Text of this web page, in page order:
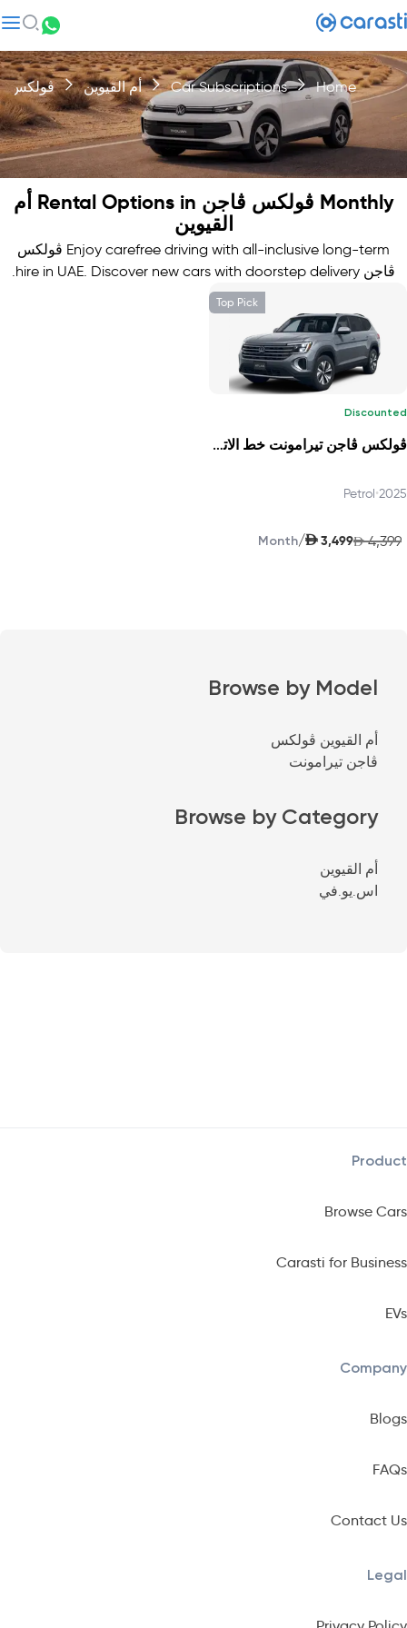
Home
Car Subscriptions أم القيوين ڤولكس
Monthly ڤولكس ڤاجن Rental Options in أم
القيوين
Enjoy carefree driving with all-inclusive long-term ڤولكس
ڤاجن hire in UAE. Discover new cars with doorstep delivery.
Top Pick
Discounted
ڤولكس ڤاجن تيرامونت خط الاتجاه 2025
2025
•
Petrol
AED 4,399
AED 3,499
/
Month
Browse by Model
أم القيوين ڤولكس
ڤاجن تيرامونت
Browse by Category
أم القيوين
اس.يو.في
Product
Browse Cars
Carasti for Business
EVs
Company
Blogs
FAQs
Contact Us
Legal